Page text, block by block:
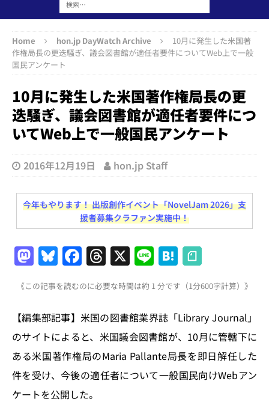
Home hon.jp DayWatch Archive
10月に発生した米国著
作権局長の更迭騒ぎ、議会図書館が適任者要件についてWeb上で一般
国民アンケート
10月に発生した米国著作権局長の更
迭騒ぎ、議会図書館が適任者要件につ
いてWeb上で一般国民アンケート
2016年12月19日 hon.jp Staff
今年もやります！ 出版創作イベント「NovelJam 2026」支
援者募集クラファン実施中！
M
a
st
o
d
o
n
Bl
u
e
s
k
y
F
a
c
e
b
o
o
k
T
h
re
a
d
s
X Li
n
e
H
at
e
n
a
《この記事を読むのに必要な時間は約 1 分です（1分600字計算）》
【編集部記事】米国の図書館業界誌「Library Journal」
のサイトによると、米国議会図書館が、10月に管轄下に
ある米国著作権局のMaria Pallante局長を即日解任した
件を受け、今後の適任者について一般国民向けWebアン
ケートを公開した。